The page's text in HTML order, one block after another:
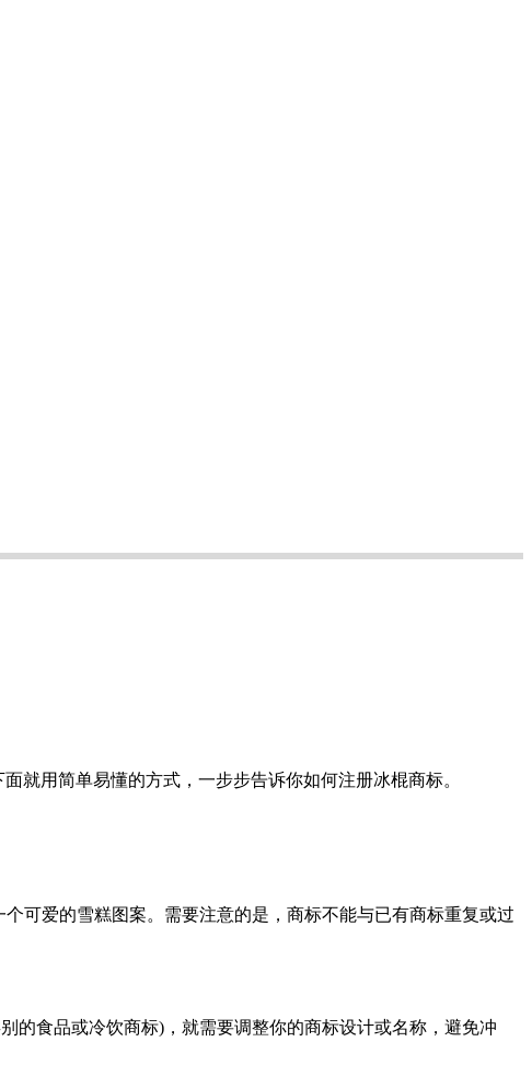
就用简单易懂的方式，一步步告诉你如何注册冰棍商标。
可爱的雪糕图案。需要注意的是，商标不能与已有商标重复或过
的食品或冷饮商标)，就需要调整你的商标设计或名称，避免冲